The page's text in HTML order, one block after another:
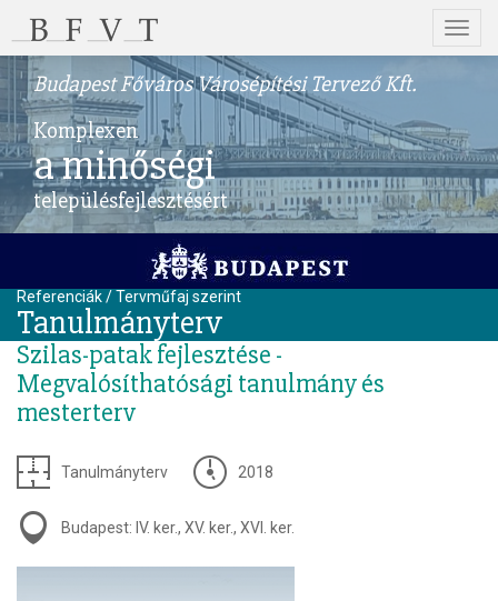
Budapest Főváros Városépítési Tervező Kft.
Komplexen
a minőségi
településfejlesztésért
Menü
Referenciák / Tervműfaj szerint
Tanulmányterv
Szilas-patak fejlesztése -
Megvalósíthatósági tanulmány és
mesterterv
Tanulmányterv 2018
Budapest: IV. ker., XV. ker., XVI. ker.